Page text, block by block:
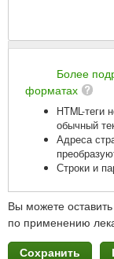
Более
форматах
HTML-теги
обычный
Адреса
Строки и
Вы можете
по применению